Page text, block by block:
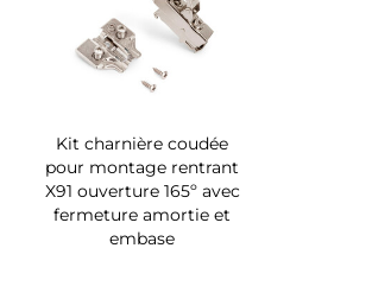
Kit charnière coudée
pour montage rentrant
X91 ouverture 165º avec
fermeture amortie et
embase